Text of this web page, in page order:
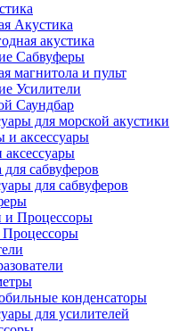
Акустика
акустика
Сабвуферы
магнитола и пульт
Усилители
Cаундбар
для морской акустики
для сабвуферов
для сабвуферов
Процессоры
конденсаторы
для усилителей